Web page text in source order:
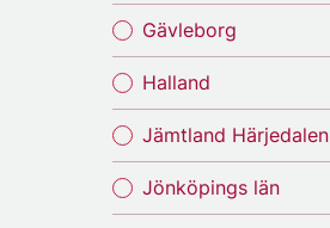
Gävleborg
Halland
Jämtland Härjedalen
Jönköpings län